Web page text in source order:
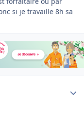
si je travaille 8h sa